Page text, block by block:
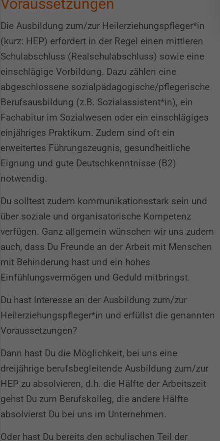
Voraussetzungen
Die Ausbildung zum/zur Heilerziehungspfleger*in
(kurz: HEP) erfordert in der Regel einen mittleren
Schulabschluss (Realschulabschluss) sowie eine
einschlägige Vorbildung. Dazu zählen eine
abgeschlossene sozialpädagogische/pflegerische
Berufsausbildung (z.B. Sozialassistent*in), ein
Fachabitur im Sozialwesen oder ein einschlägiges
einjähriges Praktikum. Zudem sind oft ein
erweitertes Führungszeugnis, gesundheitliche
Eignung und gute Deutschkenntnisse (B2)
notwendig.
Du solltest zudem kommunikationsstark sein und
über soziale und organisatorische Kompetenz
verfügen. Ganz allgemein wünschen wir uns zudem
auch, dass Du Freunde an der Arbeit mit Menschen
mit Behinderung hast und ein hohes
Einfühlungsvermögen und Geduld mitbringst.
Du hast Interesse an der Ausbildung zum/zur
Heilerziehungspfleger*in und erfüllst die genannten
Voraussetzungen?
Dann hast Du die Möglichkeit, bei uns eine
dreijährige berufsbegleitende Ausbildung zum/zur
HEP zu absolvieren, d.h. die Hälfte der Arbeitszeit
gehst Du zum Berufskolleg, die andere Hälfte
absolvierst Du bei uns im Unternehmen.
Oder hast Du bereits den schulischen Teil der